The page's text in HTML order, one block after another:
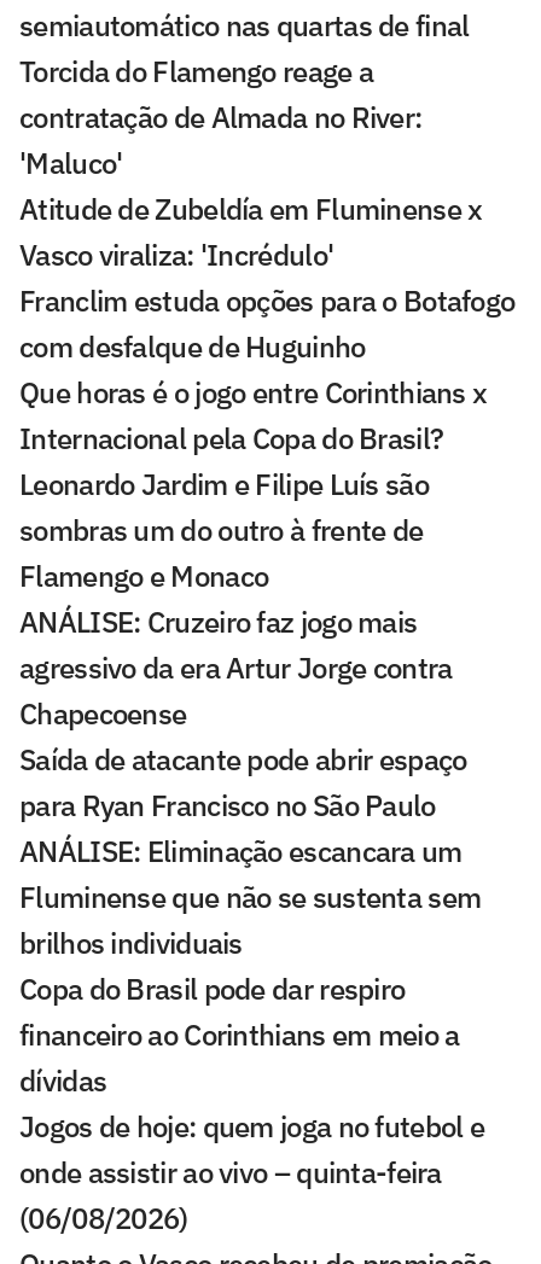
semiautomático nas quartas de final
Torcida do Flamengo reage a
contratação de Almada no River:
'Maluco'
Atitude de Zubeldía em Fluminense x
Vasco viraliza: 'Incrédulo'
Franclim estuda opções para o Botafogo
com desfalque de Huguinho
Que horas é o jogo entre Corinthians x
Internacional pela Copa do Brasil?
Leonardo Jardim e Filipe Luís são
sombras um do outro à frente de
Flamengo e Monaco
ANÁLISE: Cruzeiro faz jogo mais
agressivo da era Artur Jorge contra
Chapecoense
Saída de atacante pode abrir espaço
para Ryan Francisco no São Paulo
ANÁLISE: Eliminação escancara um
Fluminense que não se sustenta sem
brilhos individuais
Copa do Brasil pode dar respiro
financeiro ao Corinthians em meio a
dívidas
Jogos de hoje: quem joga no futebol e
onde assistir ao vivo – quinta-feira
(06/08/2026)